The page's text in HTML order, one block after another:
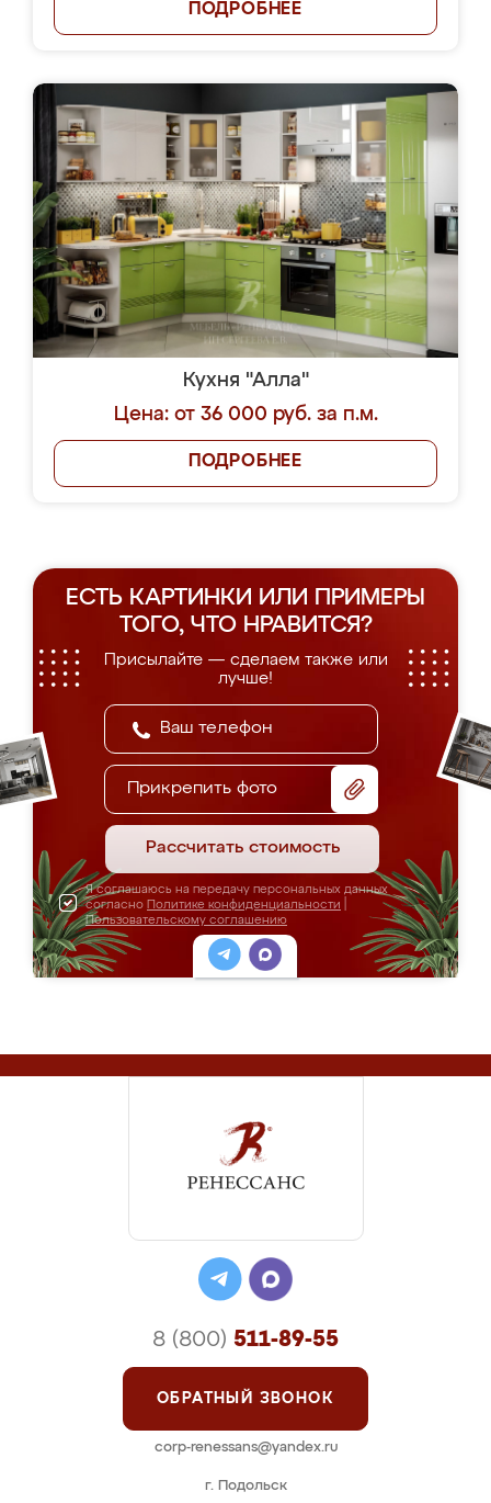
ПОДРОБНЕЕ
Кухня "Алла"
Цена: от 36 000 руб. за п.м.
ПОДРОБНЕЕ
ЕСТЬ КАРТИНКИ ИЛИ ПРИМЕРЫ
ТОГО, ЧТО НРАВИТСЯ?
Присылайте — сделаем также или
лучше!
Прикрепить фото
Рассчитать стоимость
Я соглашаюсь на передачу персональных данных
согласно Политике конфиденциальности
Пользовательскому соглашению
г. Подольск
8 (800) 511-89-55
ОБРАТНЫЙ ЗВОНОК
corp-renessans@yandex.ru